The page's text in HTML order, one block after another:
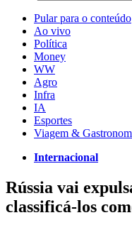
Pular para o conteúdo
Ao vivo
Política
Money
WW
Agro
Infra
IA
Esportes
Viagem &
Internacional
Rússia vai
classificá-los